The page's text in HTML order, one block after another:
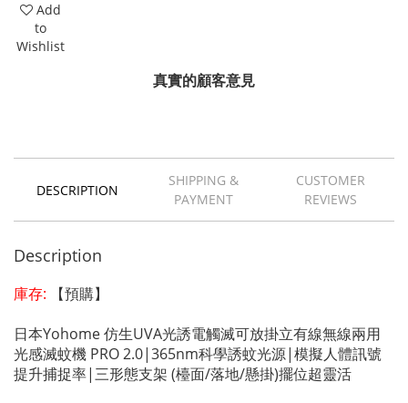
Add
to
Wishlist
真實的顧客意見
DESCRIPTION
SHIPPING &
PAYMENT
CUSTOMER
REVIEWS
Description
庫存: 【預購】
日本Yohome 仿生UVA光誘電觸滅可放掛立有線無線兩用
光感滅蚊機 PRO 2.0|365nm科學誘蚊光源|模擬人體訊號
提升捕捉率|三形態支架 (檯面/落地/懸掛)擺位超靈活